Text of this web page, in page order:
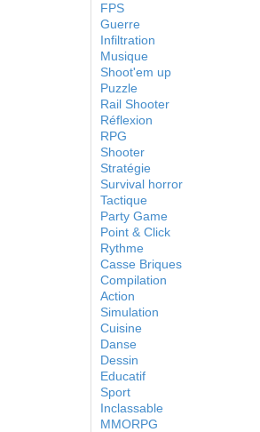
FPS
Guerre
Infiltration
Musique
Shoot'em up
Puzzle
Rail Shooter
Réflexion
RPG
Shooter
Stratégie
Survival horror
Tactique
Party Game
Point & Click
Rythme
Casse Briques
Compilation
Action
Simulation
Cuisine
Danse
Dessin
Educatif
Sport
Inclassable
MMORPG